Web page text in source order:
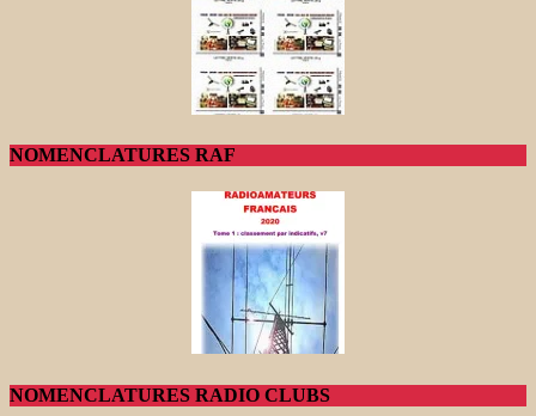
NOMENCLATURES RAF
NOMENCLATURES RADIO CLUBS